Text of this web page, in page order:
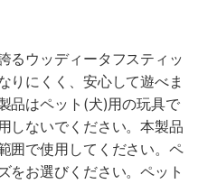
るウッディータフスティッ
りにくく、安心して遊べま
品はペット(犬)用の玩具で
しないでください。本製品
囲で使用してください。ペ
をお選びください。ペット